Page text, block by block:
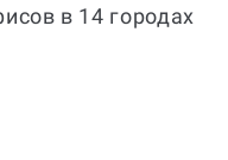
в 14 городах